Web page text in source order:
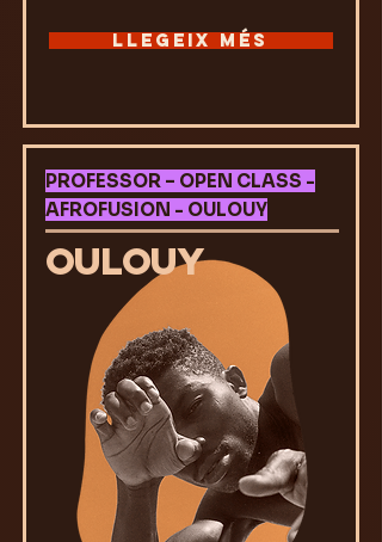
LLEGEIX MÉS
PROFESSOR – OPEN CLASS -
AFROFUSION - OULOUY
OULOUY